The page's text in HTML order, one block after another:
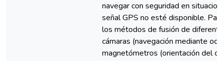
navegar con seguridad en
señal GPS no esté disponible.
los métodos de fusión de
cámaras (navegación mediante
magnetómetros (orientación del